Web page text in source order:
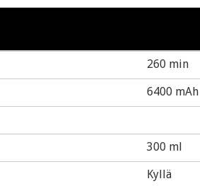
260 min
6400 mAh
300 ml
Kyllä